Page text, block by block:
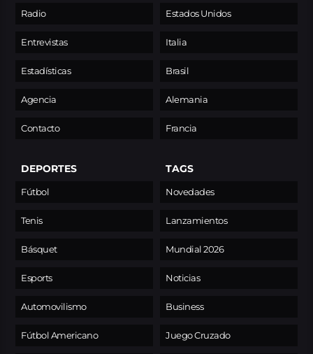
Radio
Entrevistas
Estadísticas
Agencia
Contacto
Estados Unidos
Italia
Brasil
Alemania
Francia
DEPORTES
Fútbol
Tenis
Básquet
Esports
Automovilismo
Fútbol Americano
TAGS
Novedades
Lanzamientos
Mundial 2026
Noticias
Business
Juego Cruzado